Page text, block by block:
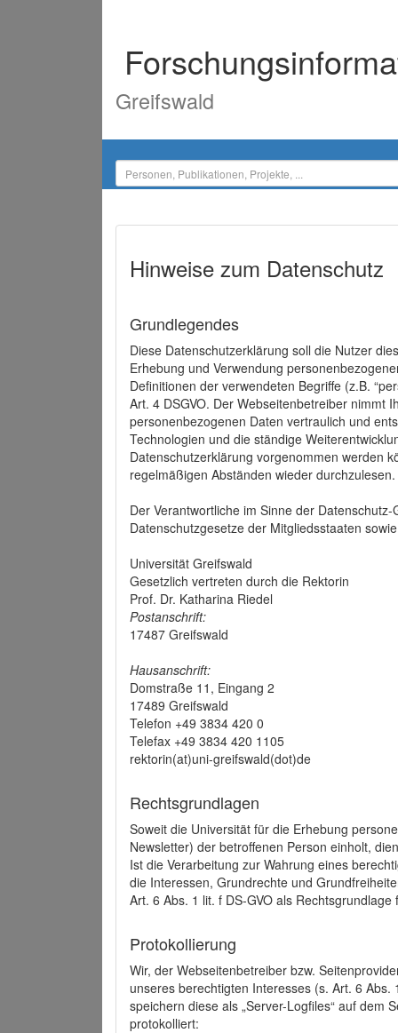
Greifswald
Hinweise zum Datenschutz
Grundlegendes
Diese Datenschutzerklärung soll die Nutzer
Erhebung und Verwendung
Definitionen der verwendeten Begriffe (z.B.
Art. 4 DSGVO. Der Webseitenbetreiber nimmt
personenbezogenen Daten vertraulich und
Technologien und die ständige
Datenschutzerklärung vorgenommen werden
regelmäßigen Abständen wieder durchzulesen.
Der Verantwortliche im Sinne der
Datenschutzgesetze der Mitgliedsstaaten
Universität Greifswald
Gesetzlich vertreten durch die Rektorin
Prof. Dr. Katharina Riedel
Postanschrift:
17487 Greifswald
Hausanschrift:
Domstraße 11, Eingang 2
17489 Greifswald
Telefon +49 3834 420 0
Telefax +49 3834 420 1105
rektorin(at)uni-greifswald(dot)de
Rechtsgrundlagen
Soweit die Universität für die Erhebung
Newsletter) der betroffenen Person einholt,
Ist die Verarbeitung zur Wahrung eines
die Interessen, Grundrechte und
Art. 6 Abs. 1 lit. f DS-GVO als
Protokollierung
Wir, der Webseitenbetreiber bzw.
unseres berechtigten Interesses (s. Art. 6
speichern diese als „Server-Logfiles“ auf dem
protokolliert: